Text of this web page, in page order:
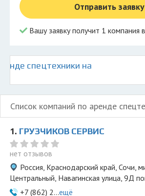
© 2026 Все права защищеныОтправить заявку
Вашу заявку получит 1 компания
спецтехники на
Список компаний по аренде
1. ГРУЗЧИКОВ СЕРВИС
нет отзывов
Россия, Краснодарский край, Сочи,
Центральный, Навагинская улица, 9Д
+7 (862) 2...ещё